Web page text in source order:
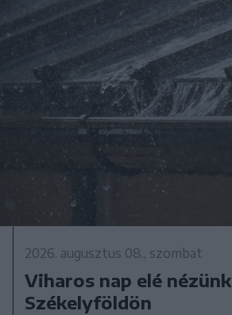
2026. augusztus 08., szombat
Viharos nap elé nézünk
Székelyföldön